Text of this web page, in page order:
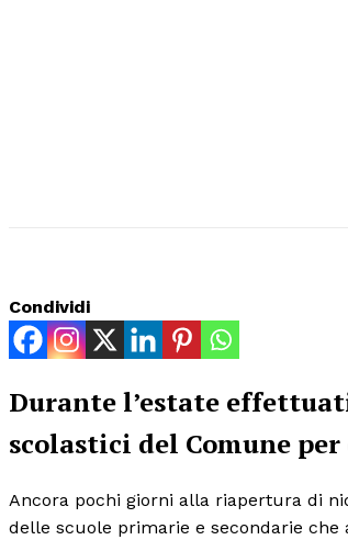
Condividi
Durante l’estate
scolastici del Comune
Ancora pochi giorni alla riapertura di
delle scuole primarie e secondarie che